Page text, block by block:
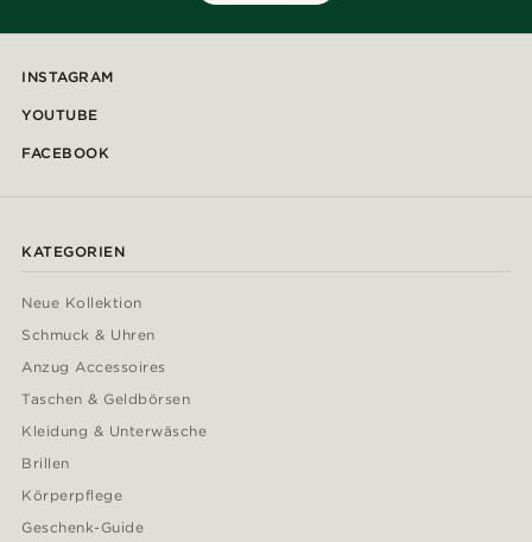
INSTAGRAM
YOUTUBE
FACEBOOK
KATEGORIEN
Neue Kollektion
Schmuck & Uhren
Anzug Accessoires
Taschen & Geldbörsen
Kleidung & Unterwäsche
Brillen
Körperpflege
Geschenk-Guide